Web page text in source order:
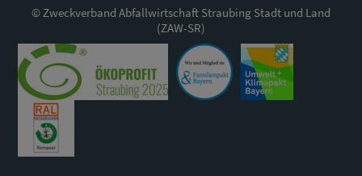
© Zweckverband Abfallwirtschaft Straubing Stadt und Land
(ZAW-SR)